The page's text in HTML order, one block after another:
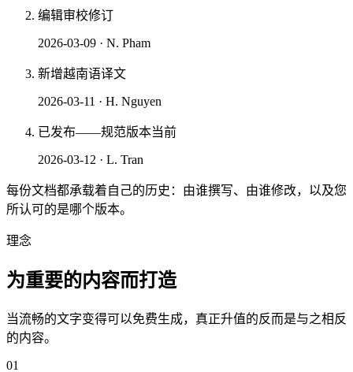
编辑审校修订
2026-03-09 · N. Pham
新增越南语译文
2026-03-11 · H. Nguyen
已发布——规范版本当前
2026-03-12 · L. Tran
每份文档都承载着自己的历史：由谁撰写、由谁修改，以及您
所认可的是哪个版本。
理念
为重要的内容而打造
当流畅的文字变得可以免费生成，真正升值的反而是与之相反
的内容。
01